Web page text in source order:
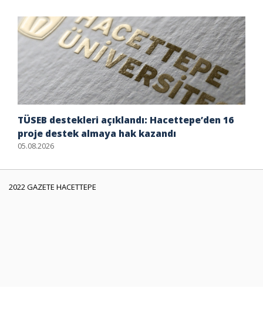
TÜSEB destekleri açıklandı: Hacettepe’den 16
proje destek almaya hak kazandı
05.08.2026
2022 GAZETE HACETTEPE